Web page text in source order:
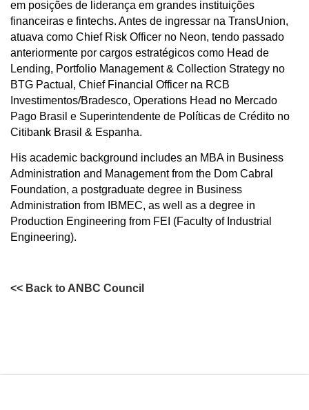
em posições de liderança em grandes instituições
financeiras e fintechs. Antes de ingressar na TransUnion,
atuava como Chief Risk Officer no Neon, tendo passado
anteriormente por cargos estratégicos como Head de
Lending, Portfolio Management & Collection Strategy no
BTG Pactual, Chief Financial Officer na RCB
Investimentos/Bradesco, Operations Head no Mercado
Pago Brasil e Superintendente de Políticas de Crédito no
Citibank Brasil & Espanha.
His academic background includes an MBA in Business
Administration and Management from the Dom Cabral
Foundation, a postgraduate degree in Business
Administration from IBMEC, as well as a degree in
Production Engineering from FEI (Faculty of Industrial
Engineering).
<< Back to ANBC Council